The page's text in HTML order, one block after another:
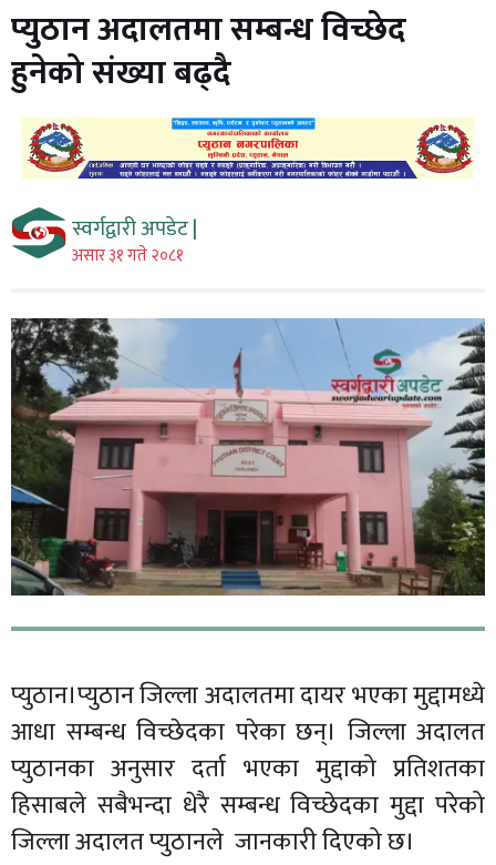
प्युठान अदालतमा सम्बन्ध विच्छेद
हुनेको संख्या बढ्दै
स्वर्गद्वारी अपडेट |
असार ३१ गते २०८१
प्युठान।प्युठान जिल्ला अदालतमा दायर भएका मुद्दामध्ये
आधा सम्बन्ध विच्छेदका परेका छन्। जिल्ला अदालत
प्युठानका अनुसार दर्ता भएका मुद्दाको प्रतिशतका
हिसाबले सबैभन्दा धेरै सम्बन्ध विच्छेदका मुद्दा परेको
जिल्ला अदालत प्युठानले जानकारी दिएको छ।